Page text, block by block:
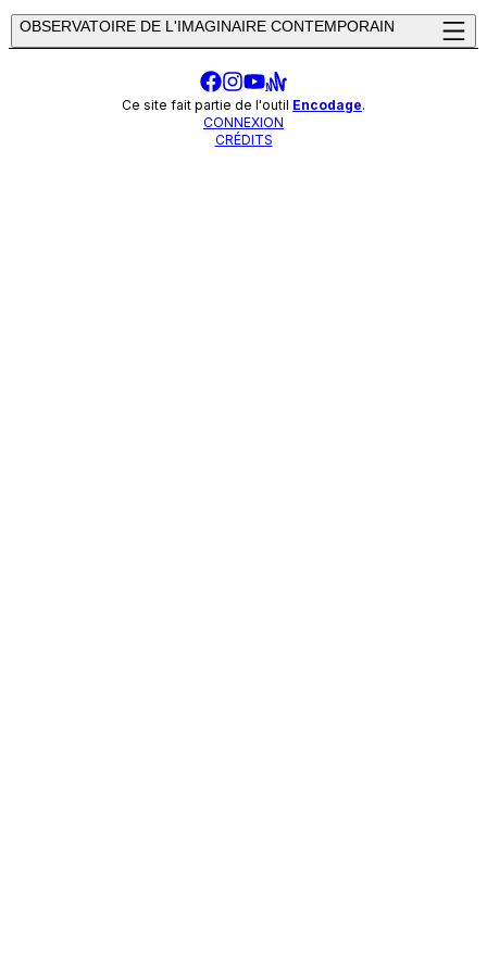
OBSERVATOIRE DE L'IMAGINAIRE CONTEMPORAIN
Ce site fait partie de l'outil Encodage.
CONNEXION
CRÉDITS